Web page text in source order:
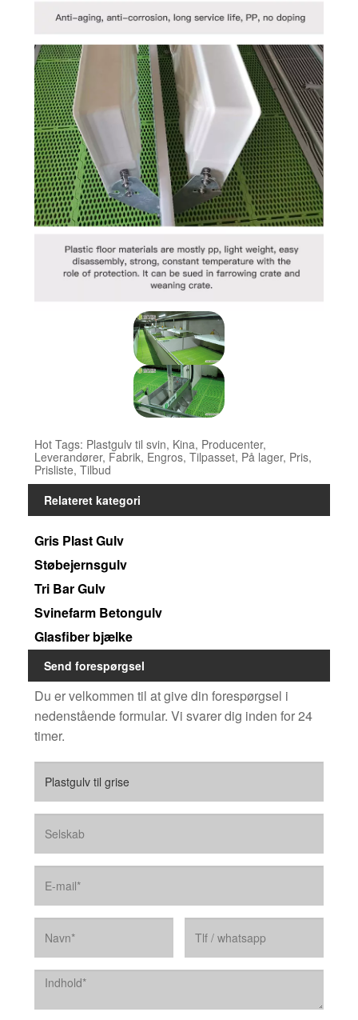
Hot Tags: Plastgulv til svin, Kina, Producenter,
Leverandører, Fabrik, Engros, Tilpasset, På lager, Pris,
Prisliste, Tilbud
Relateret kategori
Gris Plast Gulv
Støbejernsgulv
Tri Bar Gulv
Svinefarm Betongulv
Glasfiber bjælke
Send forespørgsel
Du er velkommen til at give din forespørgsel i
nedenstående formular. Vi svarer dig inden for 24
timer.